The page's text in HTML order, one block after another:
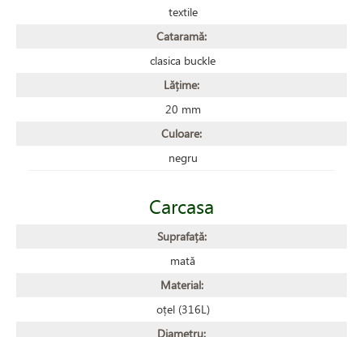
textile
Cataramă:
clasica buckle
Lățime:
20 mm
Culoare:
negru
Carcasa
Suprafață:
mată
Material:
oțel (316L)
Diametru: